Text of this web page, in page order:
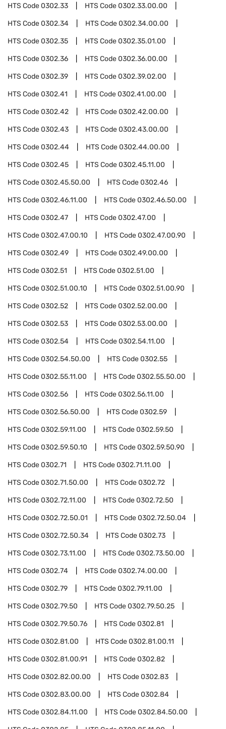
HTS Code0302.33 HTS Code0302.33.00.00
HTS Code0302.34 HTS Code0302.34.00.00
HTS Code0302.35 HTS Code0302.35.01.00
HTS Code0302.36 HTS Code0302.36.00.00
HTS Code0302.39 HTS Code0302.39.02.00
HTS Code0302.41 HTS Code0302.41.00.00
HTS Code0302.42 HTS Code0302.42.00.00
HTS Code0302.43 HTS Code0302.43.00.00
HTS Code0302.44 HTS Code0302.44.00.00
HTS Code0302.45 HTS Code0302.45.11.00
HTS Code0302.45.50.00 HTS Code0302.46
HTS Code0302.46.11.00 HTS Code0302.46.50.00
HTS Code0302.47 HTS Code0302.47.00
HTS Code0302.47.00.10 HTS Code0302.47.00.90
HTS Code0302.49 HTS Code0302.49.00.00
HTS Code0302.51 HTS Code0302.51.00
HTS Code0302.51.00.10 HTS Code0302.51.00.90
HTS Code0302.52 HTS Code0302.52.00.00
HTS Code0302.53 HTS Code0302.53.00.00
HTS Code0302.54 HTS Code0302.54.11.00
HTS Code0302.54.50.00 HTS Code0302.55
HTS Code0302.55.11.00 HTS Code0302.55.50.00
HTS Code0302.56 HTS Code0302.56.11.00
HTS Code0302.56.50.00 HTS Code0302.59
HTS Code0302.59.11.00 HTS Code0302.59.50
HTS Code0302.59.50.10 HTS Code0302.59.50.90
HTS Code0302.71 HTS Code0302.71.11.00
HTS Code0302.71.50.00 HTS Code0302.72
HTS Code0302.72.11.00 HTS Code0302.72.50
HTS Code0302.72.50.01 HTS Code0302.72.50.04
HTS Code0302.72.50.34 HTS Code0302.73
HTS Code0302.73.11.00 HTS Code0302.73.50.00
HTS Code0302.74 HTS Code0302.74.00.00
HTS Code0302.79 HTS Code0302.79.11.00
HTS Code0302.79.50 HTS Code0302.79.50.25
HTS Code0302.79.50.76 HTS Code0302.81
HTS Code0302.81.00 HTS Code0302.81.00.11
HTS Code0302.81.00.91 HTS Code0302.82
HTS Code0302.82.00.00 HTS Code0302.83
HTS Code0302.83.00.00 HTS Code0302.84
HTS Code0302.84.11.00 HTS Code0302.84.50.00